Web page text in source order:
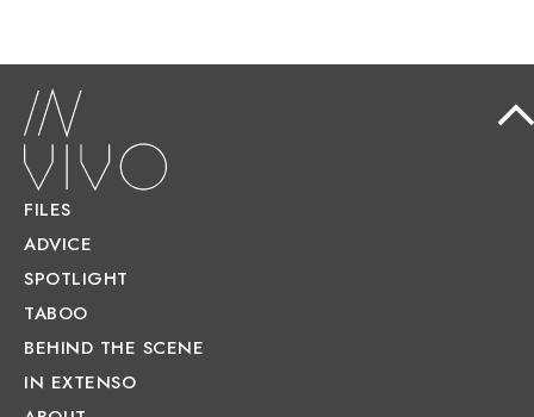
FILES
ADVICE
SPOTLIGHT
TABOO
BEHIND THE SCENE
IN EXTENSO